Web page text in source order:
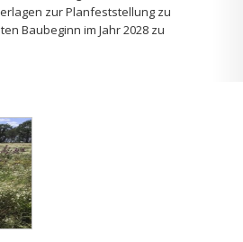
zur Planfeststellung zu
Baubeginn im Jahr 2028 zu